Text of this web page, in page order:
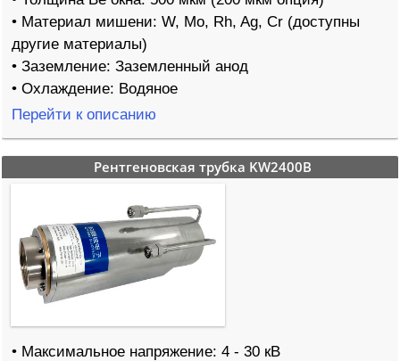
• Материал мишени: W, Mo, Rh, Ag, Cr (доступны
другие материалы)
• Заземление: Заземленный анод
• Охлаждение: Водяное
Перейти к описанию
Рентгеновская трубка KW2400B
• Максимальное напряжение: 4 - 30 кВ